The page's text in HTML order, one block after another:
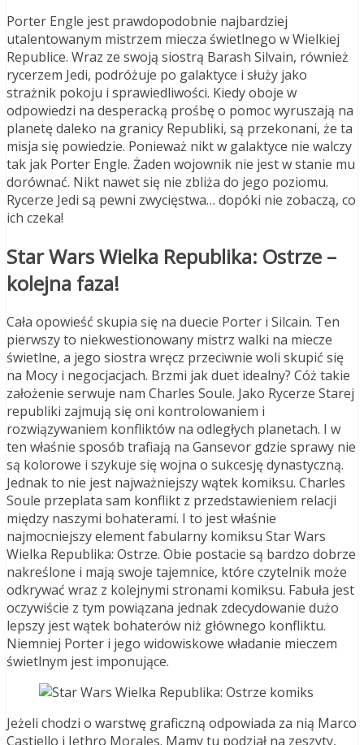
Porter Engle jest prawdopodobnie najbardziej
utalentowanym mistrzem miecza świetlnego w Wielkiej
Republice. Wraz ze swoją siostrą Barash Silvain, również
rycerzem Jedi, podróżuje po galaktyce i służy jako
strażnik pokoju i sprawiedliwości. Kiedy oboje w
odpowiedzi na desperacką prośbę o pomoc wyruszają na
planetę daleko na granicy Republiki, są przekonani, że ta
misja się powiedzie. Ponieważ nikt w galaktyce nie walczy
tak jak Porter Engle. Żaden wojownik nie jest w stanie mu
dorównać. Nikt nawet się nie zbliża do jego poziomu.
Rycerze Jedi są pewni zwycięstwa… dopóki nie zobaczą, co
ich czeka!
Star Wars Wielka Republika: Ostrze –
kolejna faza!
Cała opowieść skupia się na duecie Porter i Silcain. Ten
pierwszy to niekwestionowany mistrz walki na miecze
świetlne, a jego siostra wręcz przeciwnie woli skupić się
na Mocy i negocjacjach. Brzmi jak duet idealny? Cóż takie
założenie serwuje nam Charles Soule. Jako Rycerze Starej
republiki zajmują się oni kontrolowaniem i
rozwiązywaniem konfliktów na odległych planetach. I w
ten właśnie sposób trafiają na Gansevor gdzie sprawy nie
są kolorowe i szykuje się wojna o sukcesję dynastyczną.
Jednak to nie jest najważniejszy wątek komiksu. Charles
Soule przeplata sam konflikt z przedstawieniem relacji
między naszymi bohaterami. I to jest właśnie
najmocniejszy element fabularny komiksu Star Wars
Wielka Republika: Ostrze. Obie postacie są bardzo dobrze
nakreślone i mają swoje tajemnice, które czytelnik może
odkrywać wraz z kolejnymi stronami komiksu. Fabuła jest
oczywiście z tym powiązana jednak zdecydowanie dużo
lepszy jest wątek bohaterów niż głównego konfliktu.
Niemniej Porter i jego widowiskowe władanie mieczem
świetlnym jest imponujące.
Jeżeli chodzi o warstwę graficzną odpowiada za nią Marco
Castiello i Jethro Morales. Mamy tu podział na zeszyty,